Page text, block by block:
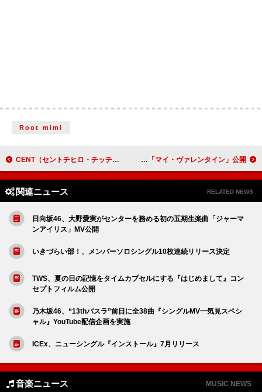
Root mimi
CENT（セントチヒロ・チッチ）、“らぶ”がテーマのメジャー1stミニAL『らぶあるばむ』8月発売 バーブラ・ストライサンド、ポール・マッカートニーと共演した「マイ・ヴァレンタイン」公開
関連ニュース RELATED NEWS
日向坂46、大野愛実がセンターを務める初の五期生楽曲「ジャーマ
ンアイリス」MV公開
いきづらい部！、メンバーソロシングル10枚連続リリース決定
TWS、夏の日の記憶をタイムカプセルにする『はじめまして』コン
セプトフィルム公開
乃木坂46、“13thバスラ”前日に全38曲『シングルMV一気見スペシ
ャル』YouTube配信企画を実施
ICEx、ニューシングル『インストール』7月リリース
音楽ニュース MUSIC NEWS